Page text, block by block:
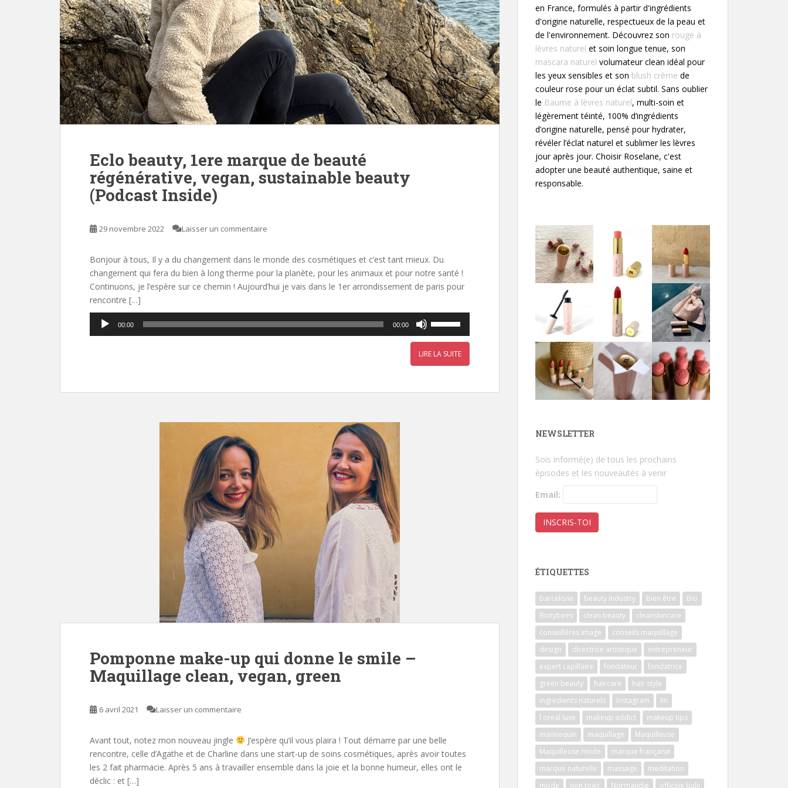
Eclo beauty, 1ere marque de beauté
régénérative, vegan, sustainable beauty
(Podcast Inside)
29 novembre 2022 Laisser un commentaire
Bonjour à tous, Il y a du changement dans le monde des cosmétiques et c’est tant mieux. Du
changement qui fera du bien à long therme pour la planète, pour les animaux et pour notre santé !
Continuons, je l’espère sur ce chemin ! Aujourd’hui je vais dans le 1er arrondissement de paris pour
rencontre […]
Lecteur
audio
00:00 00:00
haut/bas
LIRE LA SUITE
Pomponne make-up qui donne le smile –
Maquillage clean, vegan, green
6 avril 2021 Laisser un commentaire
Avant tout, notez mon nouveau jingle
J’espère qu’il vous plaira ! Tout démarre par une belle
rencontre, celle d’Agathe et de Charline dans une start-up de soins cosmétiques, après avoir toutes
les 2 fait pharmacie. Après 5 ans à travailler ensemble dans la joie et la bonne humeur, elles ont le
déclic : et […]
en France, formulés à partir d'ingrédients
d'origine naturelle, respectueux de la peau et
de l'environnement. Découvrez son rouge à
lèvres naturel et soin longue tenue, son
mascara naturel volumateur clean idéal pour
les yeux sensibles et son blush crème de
couleur rose pour un éclat subtil. Sans oublier
le Baume à lèvres naturel, multi-soin et
légèrement téinté, 100% d’ingrédients
d’origine naturelle, pensé pour hydrater,
révéler l’éclat naturel et sublimer les lèvres
jour après jour. Choisir Roselane, c'est
adopter une beauté authentique, saine et
responsable.
NEWSLETTER
Sois informé(e) de tous les prochains
épisodes et les nouveautés à venir
Email:
ÉTIQUETTES
barcelone beauty industry bien être
Bio
Biotybees
clean beauty
cleanskincare
conseillères image
conseils maquillage
design
directrice artistique
entrepreneur
expert capillaire
fondateur
fondatrice
green beauty
haircare
hair style
ingredients naturels
Instagram
lin
l oreal luxe
makeup addict
makeup tips
mannequin
maquillage
Maquilleuse
Maquilleuse mode
marque française
marque naturelle
massage
meditation
mode
non toxic Normandie
officine buly